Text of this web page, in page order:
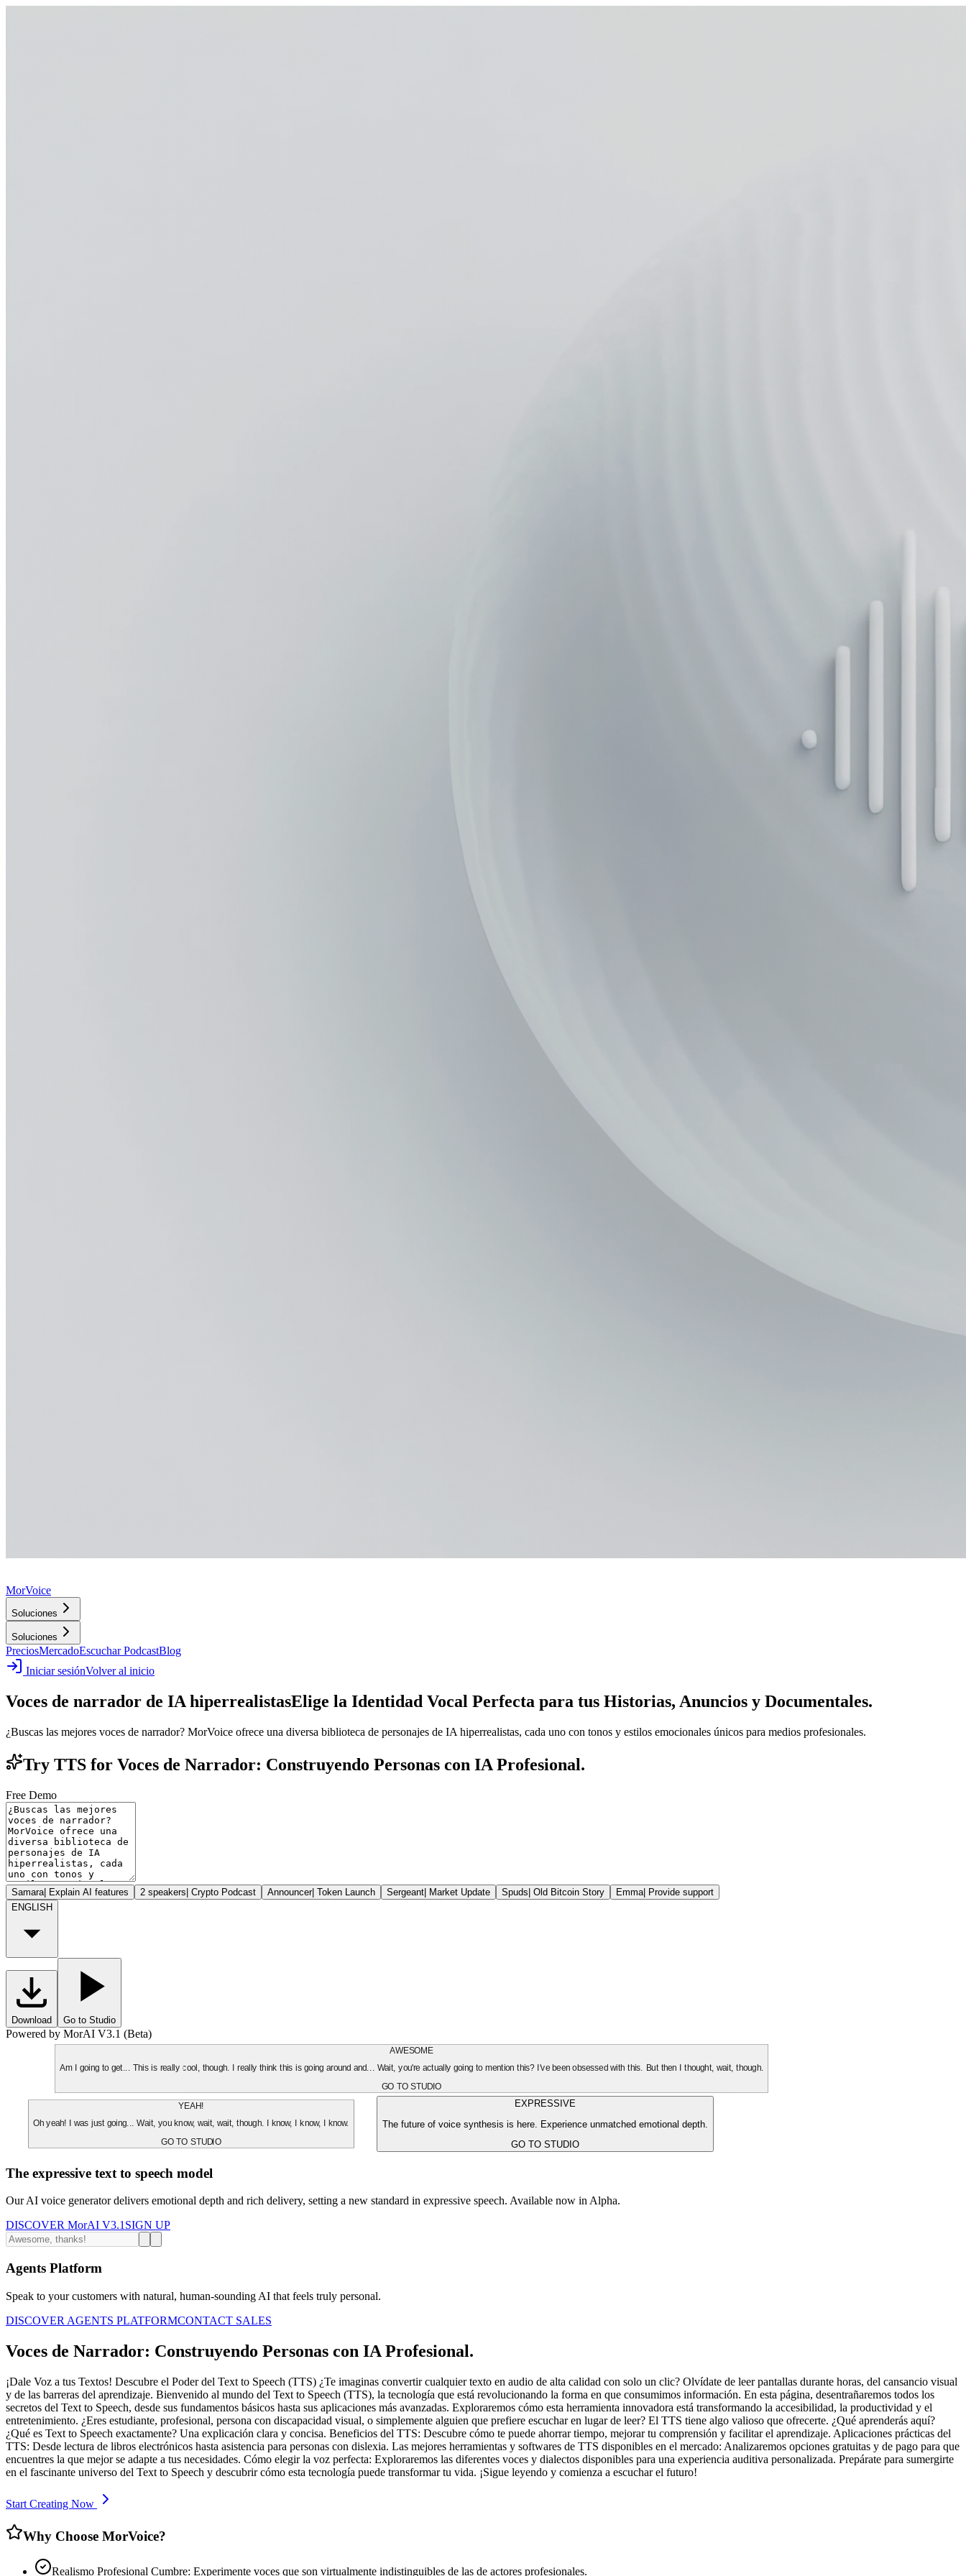
MorVoice
Soluciones
Soluciones
PreciosMercadoEscuchar PodcastBlog
Iniciar sesiónVolver al inicio
Voces de narrador de IA hiperrealistasElige la Identidad Vocal Perfecta para tus Historias, Anuncios y Documentales.
¿Buscas las mejores voces de narrador? MorVoice ofrece una diversa biblioteca de personajes de IA hiperrealistas, cada uno con tonos y estilos emocionales únicos para medios profesionales.
Try TTS for Voces de Narrador: Construyendo Personas con IA Profesional.
Free Demo
Samara| Explain AI features 2 speakers| Crypto Podcast Announcer| Token Launch Sergeant| Market Update Spuds| Old Bitcoin Story Emma| Provide support
ENGLISH
Download Go to Studio
Powered by MorAI V3.1 (Beta)
AWESOME
Am I going to get... This is really cool, though. I really think this is going around and... Wait, you're actually going to mention this? I've been obsessed with this. But then I thought, wait, though.
GO TO STUDIO
YEAH!
Oh yeah! I was just going... Wait, you know, wait, wait, though. I know, I know, I know.
GO TO STUDIO
EXPRESSIVE
The future of voice synthesis is here. Experience unmatched emotional depth.
GO TO STUDIO
The expressive text to speech model
Our AI voice generator delivers emotional depth and rich delivery, setting a new standard in expressive speech. Available now in Alpha.
DISCOVER MorAI V3.1 SIGN UP
Agents Platform
Speak to your customers with natural, human-sounding AI that feels truly personal.
DISCOVER AGENTS PLATFORMCONTACT SALES
Voces de Narrador: Construyendo Personas con IA Profesional.
¡Dale Voz a tus Textos! Descubre el Poder del Text to Speech (TTS) ¿Te imaginas convertir cualquier texto en audio de alta calidad con solo un clic? Olvídate de leer pantallas durante horas, del cansancio visual
y de las barreras del aprendizaje. Bienvenido al mundo del Text to Speech (TTS), la tecnología que está revolucionando la forma en que consumimos información. En esta página, desentrañaremos todos los
secretos del Text to Speech, desde sus fundamentos básicos hasta sus aplicaciones más avanzadas. Exploraremos cómo esta herramienta innovadora está transformando la accesibilidad, la productividad y el
entretenimiento. ¿Eres estudiante, profesional, persona con discapacidad visual, o simplemente alguien que prefiere escuchar en lugar de leer? El TTS tiene algo valioso que ofrecerte. ¿Qué aprenderás aquí?
¿Qué es Text to Speech exactamente? Una explicación clara y concisa. Beneficios del TTS: Descubre cómo te puede ahorrar tiempo, mejorar tu comprensión y facilitar el aprendizaje. Aplicaciones prácticas del
TTS: Desde lectura de libros electrónicos hasta asistencia para personas con dislexia. Las mejores herramientas y softwares de TTS disponibles en el mercado: Analizaremos opciones gratuitas y de pago para que
encuentres la que mejor se adapte a tus necesidades. Cómo elegir la voz perfecta: Exploraremos las diferentes voces y dialectos disponibles para una experiencia auditiva personalizada. Prepárate para sumergirte
en el fascinante universo del Text to Speech y descubrir cómo esta tecnología puede transformar tu vida. ¡Sigue leyendo y comienza a escuchar el futuro!
Start Creating Now
Why Choose MorVoice?
Realismo Profesional Cumbre: Experimente voces que son virtualmente indistinguibles de las de actores profesionales.